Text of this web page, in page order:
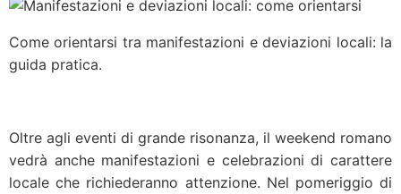
Come orientarsi tra manifestazioni e deviazioni locali: la
guida pratica.
Oltre agli eventi di grande risonanza, il weekend romano
vedrà anche manifestazioni e celebrazioni di carattere
locale che richiederanno attenzione. Nel pomeriggio di